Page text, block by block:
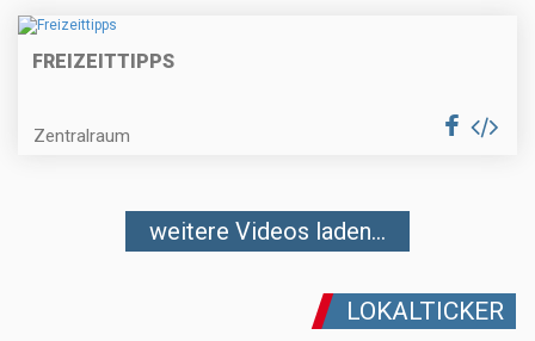
FREIZEITTIPPS
Zentralraum
weitere Videos laden...
LOKALTICKER